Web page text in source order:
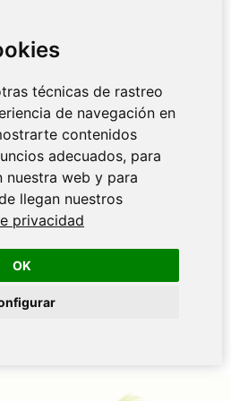
técnicas de rastreo
de navegación en
contenidos
adecuados, para
nuestra web y para
llegan nuestros
privacidad
OK